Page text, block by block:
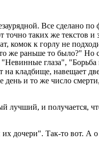
Все сделано
таких же текстов и
комок к горлу не
же раньше то было?" Но
глаза",
на кладбище, навещает
день и то же число
лучший, и получается,
дочери". Так-то вот. А о